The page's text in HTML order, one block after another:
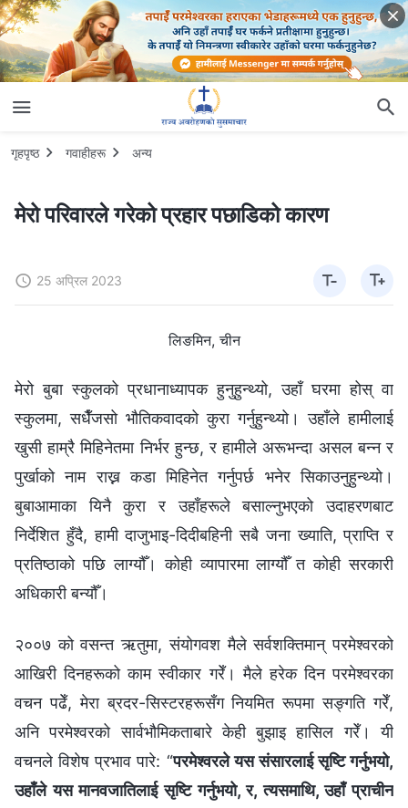
गृहपृष्ठ गवाहीहरू अन्य
मेरो परिवारले गरेको प्रहार पछाडिको कारण
25 अप्रिल 2023
लिङमिन, चीन
मेरो बुबा स्कुलको प्रधानाध्यापक हुनुहुन्थ्यो, उहाँ घरमा होस् वा
स्कुलमा, सधैँजसो भौतिकवादको कुरा गर्नुहुन्थ्यो। उहाँले हामीलाई
खुसी हाम्रै मिहिनेतमा निर्भर हुन्छ, र हामीले अरूभन्दा असल बन्न र
पुर्खाको नाम राख्न कडा मिहिनेत गर्नुपर्छ भनेर सिकाउनुहुन्थ्यो।
बुबाआमाका यिनै कुरा र उहाँहरूले बसाल्नुभएको उदाहरणबाट
निर्देशित हुँदै, हामी दाजुभाइ-दिदीबहिनी सबै जना ख्याति, प्राप्ति र
प्रतिष्ठाको पछि लाग्यौँ। कोही व्यापारमा लाग्यौँ त कोही सरकारी
अधिकारी बन्यौँ।
२००७ को वसन्त ऋतुमा, संयोगवश मैले सर्वशक्तिमान्‌ परमेश्‍वरको
आखिरी दिनहरूको काम स्वीकार गरेँ। मैले हरेक दिन परमेश्‍वरका
वचन पढेँ, मेरा ब्रदर-सिस्टरहरूसँग नियमित रूपमा सङ्गति गरेँ,
अनि परमेश्‍वरको सार्वभौमिकताबारे केही बुझाइ हासिल गरेँ। यी
वचनले विशेष प्रभाव पारे: “परमेश्‍वरले यस संसारलाई सृष्‍टि गर्नुभयो,
उहाँले यस मानवजातिलाई सृष्‍टि गर्नुभयो, र, त्यसमाथि, उहाँ प्राचीन